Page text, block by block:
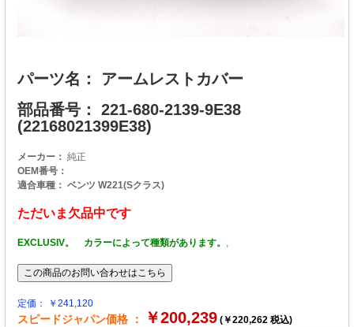
パーツ名： アームレストカバー
部品番号： 221-680-2139-9E38
(22168021399E38)
メーカー： 純正
OEM番号：
適合車種： ベンツ W221(Sクラス)
ただいま欠品中です
EXCLUSIV。 カラーによって種類があります。
定価： ￥241,120
スピードジャパン価格 ： ￥200,239 (￥220,262 税込)